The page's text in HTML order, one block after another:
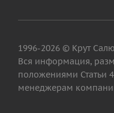
1996-2026 © Крут
Вся информация,
положениями Статьи
менеджерам